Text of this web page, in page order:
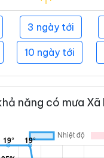
3 ngày tới
10 ngày tới
năng có mưa Xã